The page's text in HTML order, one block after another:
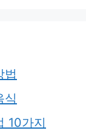
법
식
10가지